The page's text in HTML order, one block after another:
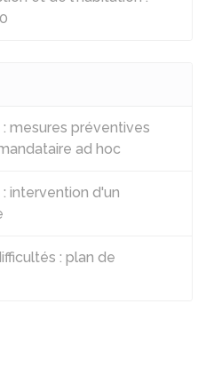
mesures préventives
ad hoc
intervention d'un
: plan de